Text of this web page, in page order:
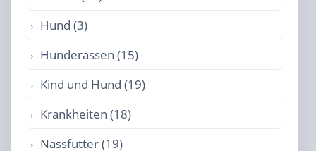
Hund (3)
Hunderassen (15)
Kind und Hund (19)
Krankheiten (18)
Nassfutter (19)